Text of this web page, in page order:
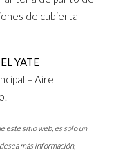
de cubierta –
YATE
– Aire
este sitio web, es sólo un
más información,